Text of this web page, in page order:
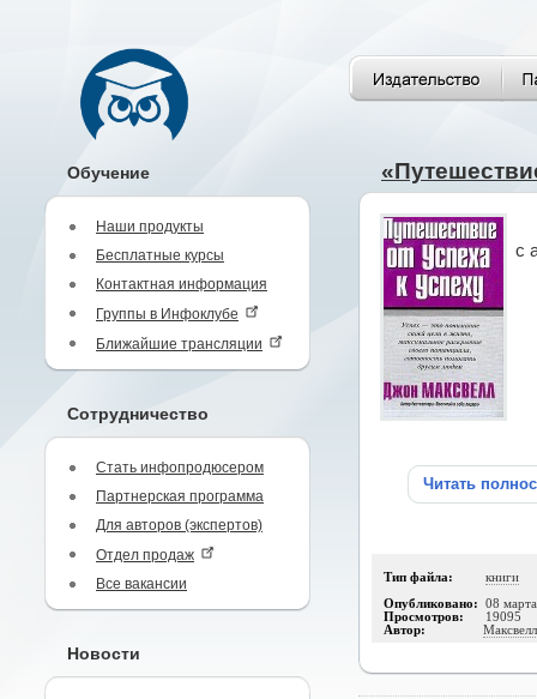
Обучение
Наши продукты
Бесплатные курсы
Контактная информация
Группы в Инфоклубе
Ближайшие трансляции
Сотрудничество
Стать инфопродюсером
Партнерская программа
Для авторов (экспертов)
Отдел продаж
Все вакансии
Новости
с
Читать
Тип файла: книги
Опубликовано: 08
Просмотров: 19095
Автор: